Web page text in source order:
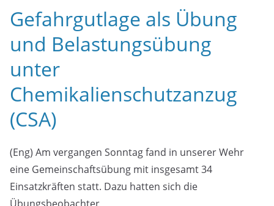
Gefahrgutlage als Übung
und Belastungsübung
unter
Chemikalienschutzanzug
(CSA)
(Eng) Am vergangen Sonntag fand in unserer Wehr
eine Gemeinschaftsübung mit insgesamt 34
Einsatzkräften statt. Dazu hatten sich die